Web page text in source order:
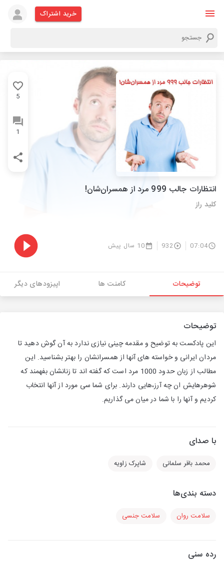
خرید اشتراک
5
1
انتظارات جالب 999 مرد از همسران‌شان‌!
کلید راز
07:04
932 10 سال پیش
توضیحات کامنت ها اپیزودهای دیگر
توضیحات
این پادکست به توضیح و مقدمه چینی نیازی ندارد به آن گوش دهید تا
مردان ایرانی و خواسته های آنها از همسرانشان را بهتر بشناسید. این
مطالب از زبان حدود 1000 مرد است که گفته اند تا زنانشان بفهمند که
شوهرهایش ان چه آرز،هایی دارند. برای شما سی مورد از آنها انتخاب
کردیم و آنها را با شما در میان می گذاریم.
با صدای
محمد باقر سلمانی شاپرک زاویه
دسته بندی‌ها
سلامت روان سلامت جنسی
رده سنی